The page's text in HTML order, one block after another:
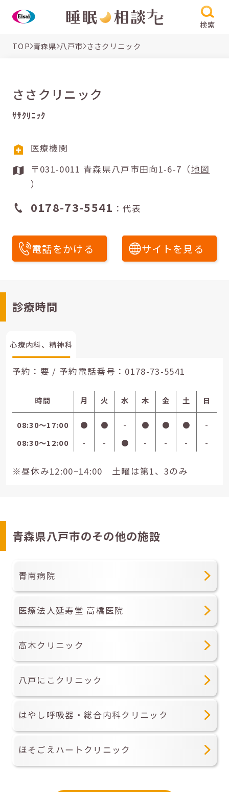
検索
TOP 青森県 八戸市 ささクリニック
ささクリニック
ｻｻｸﾘﾆｯｸ
医療機関
〒031-0011 青森県八戸市田向1-6-7（地図
）
0178-73-5541 ：代表
電話をかける サイトを見る
診療時間
心療内科、精神科
予約：要 / 予約電話番号： 0178-73-5541
時間 月 火 水 木 金 土 日
08:30〜17:00 ● ● - ● ● ●
-
08:30〜12:00
- - ● - - - -
※昼休み12:00~14:00 土曜は第1、3のみ
青森県八戸市のその他の施設
青南病院
医療法人延寿堂 高橋医院
高木クリニック
八戸にこクリニック
はやし呼吸器・総合内科クリニック
ほそごえハートクリニック